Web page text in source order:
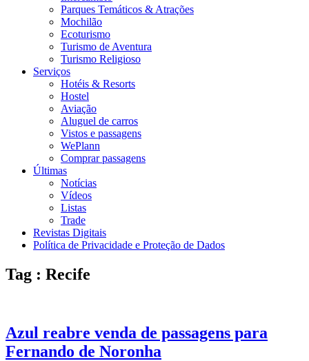
Parques Temáticos & Atrações
Mochilão
Ecoturismo
Turismo de Aventura
Turismo Religioso
Serviços
Hotéis & Resorts
Hostel
Aviação
Aluguel de carros
Vistos e passagens
WePlann
Comprar passagens
Últimas
Notícias
Vídeos
Listas
Trade
Revistas Digitais
Política de Privacidade e Proteção de Dados
Tag : Recife
Azul reabre venda de passagens para
Fernando de Noronha